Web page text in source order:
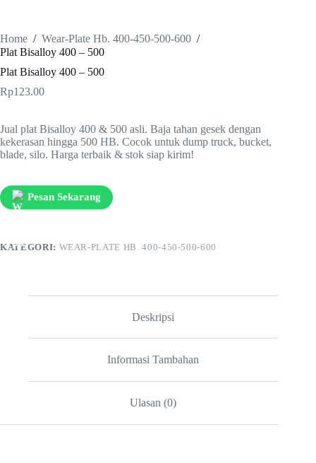
Home / Wear-Plate Hb. 400-450-500-600 /
Plat Bisalloy 400 – 500
Plat Bisalloy 400 – 500
Rp123.00
Jual plat Bisalloy 400 & 500 asli. Baja tahan gesek dengan
kekerasan hingga 500 HB. Cocok untuk dump truck, bucket,
blade, silo. Harga terbaik & stok siap kirim!
Pesan Sekarang
KATEGORI: WEAR-PLATE HB. 400-450-500-600
Deskripsi
Informasi Tambahan
Ulasan (0)